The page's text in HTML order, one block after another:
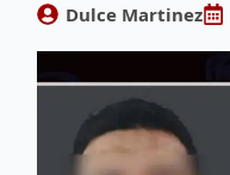
Dulce Martinez